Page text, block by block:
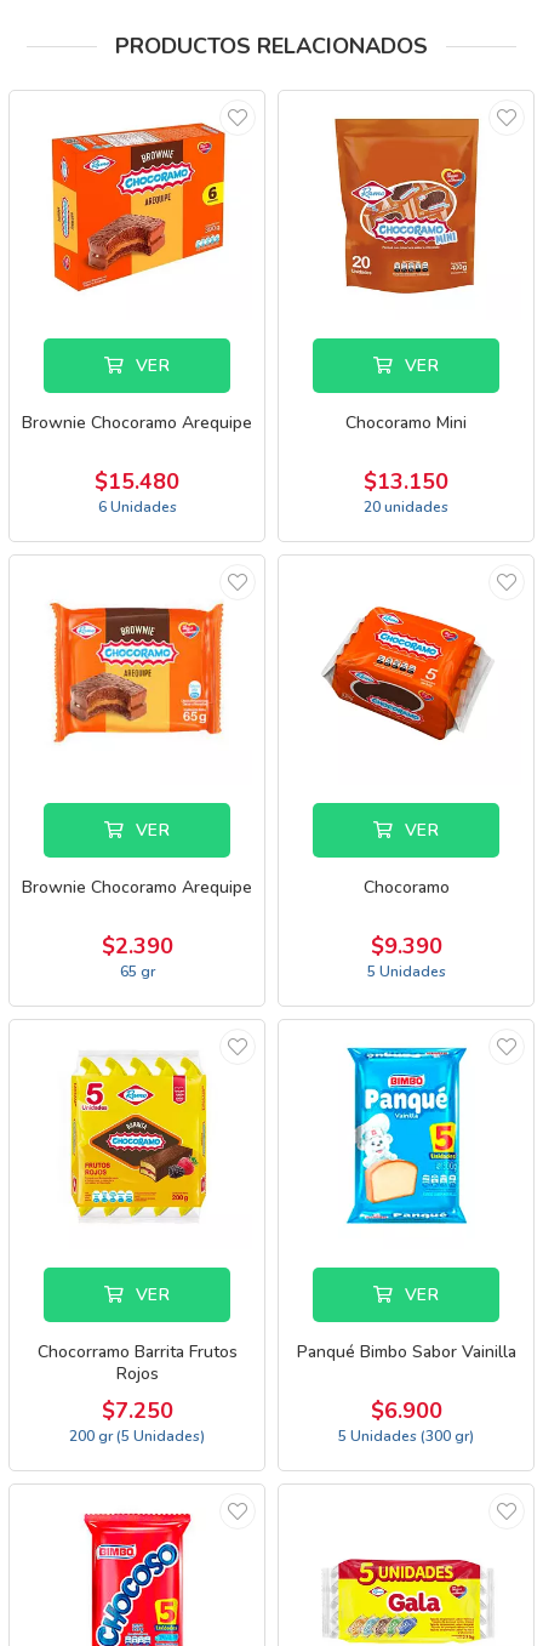
PRODUCTOS RELACIONADOS
VER
Brownie Chocoramo Arequipe
$15.480
6 Unidades
VER
Chocoramo Mini
$13.150
20 unidades
VER
Brownie Chocoramo Arequipe
$2.390
65 gr
VER
Chocoramo
$9.390
5 Unidades
VER
Chocorramo Barrita Frutos
Rojos
$7.250
200 gr (5 Unidades)
VER
Panqué Bimbo Sabor Vainilla
$6.900
5 Unidades (300 gr)